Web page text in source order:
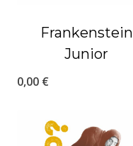
Frankenstein
Junior
0,00 €